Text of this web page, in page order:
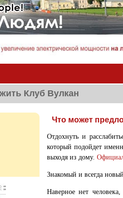
Клуб Вулкан
Что может
Отдохнуть и
который подойдет
выходя из дому.
Знакомый и всегда
Наверное нет